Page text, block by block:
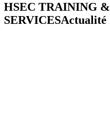
HSEC TRAINING &
SERVICESActualité